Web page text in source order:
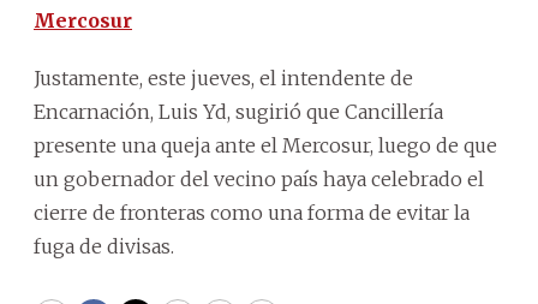
Mercosur
Justamente, este jueves, el intendente de
Encarnación, Luis Yd, sugirió que Cancillería
presente una queja ante el Mercosur, luego de que
un gobernador del vecino país haya celebrado el
cierre de fronteras como una forma de evitar la
fuga de divisas.